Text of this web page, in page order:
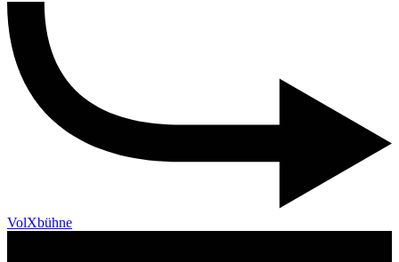
VolXbühne